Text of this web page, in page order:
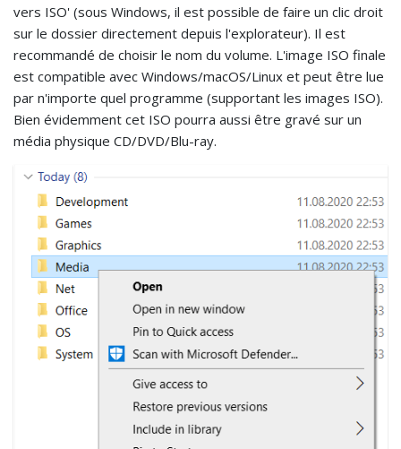
vers ISO' (sous Windows, il est possible de faire un clic droit
sur le dossier directement depuis l'explorateur). Il est
recommandé de choisir le nom du volume. L'image ISO finale
est compatible avec Windows/macOS/Linux et peut être lue
par n'importe quel programme (supportant les images ISO).
Bien évidemment cet ISO pourra aussi être gravé sur un
média physique CD/DVD/Blu-ray.